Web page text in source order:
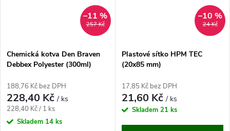
257 Kč
–11 %
Chemická kotva Den Braven
Debbex Polyester (300ml)
188,76 Kč bez DPH
228,40 Kč/ ks
Měrná
cena:
228,40 Kč / 1 ks
Skladem 14 ks
24 Kč
–10 %
Plastové sítko HPM TEC
(20x85 mm)
17,85 Kč bez DPH
21,60 Kč/ ks
Skladem 21 ks